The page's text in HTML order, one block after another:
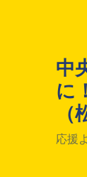
中
に
応援